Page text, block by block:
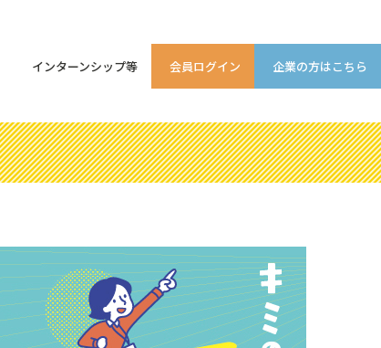
インターンシップ等 会員ログイン 企業の方はこちら